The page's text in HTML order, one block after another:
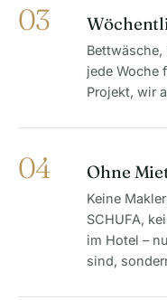
03
Bettwäsche,
jede Woche
Projekt, wir
04 Ohne
Keine
SCHUFA,
im Hotel –
sind,